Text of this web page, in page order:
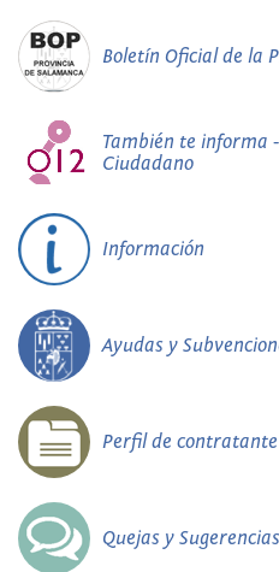
Boletín Oficial de la
También te informa
Ciudadano
Información
Ayudas y
Perfil de contratante
Quejas y Sugerencias